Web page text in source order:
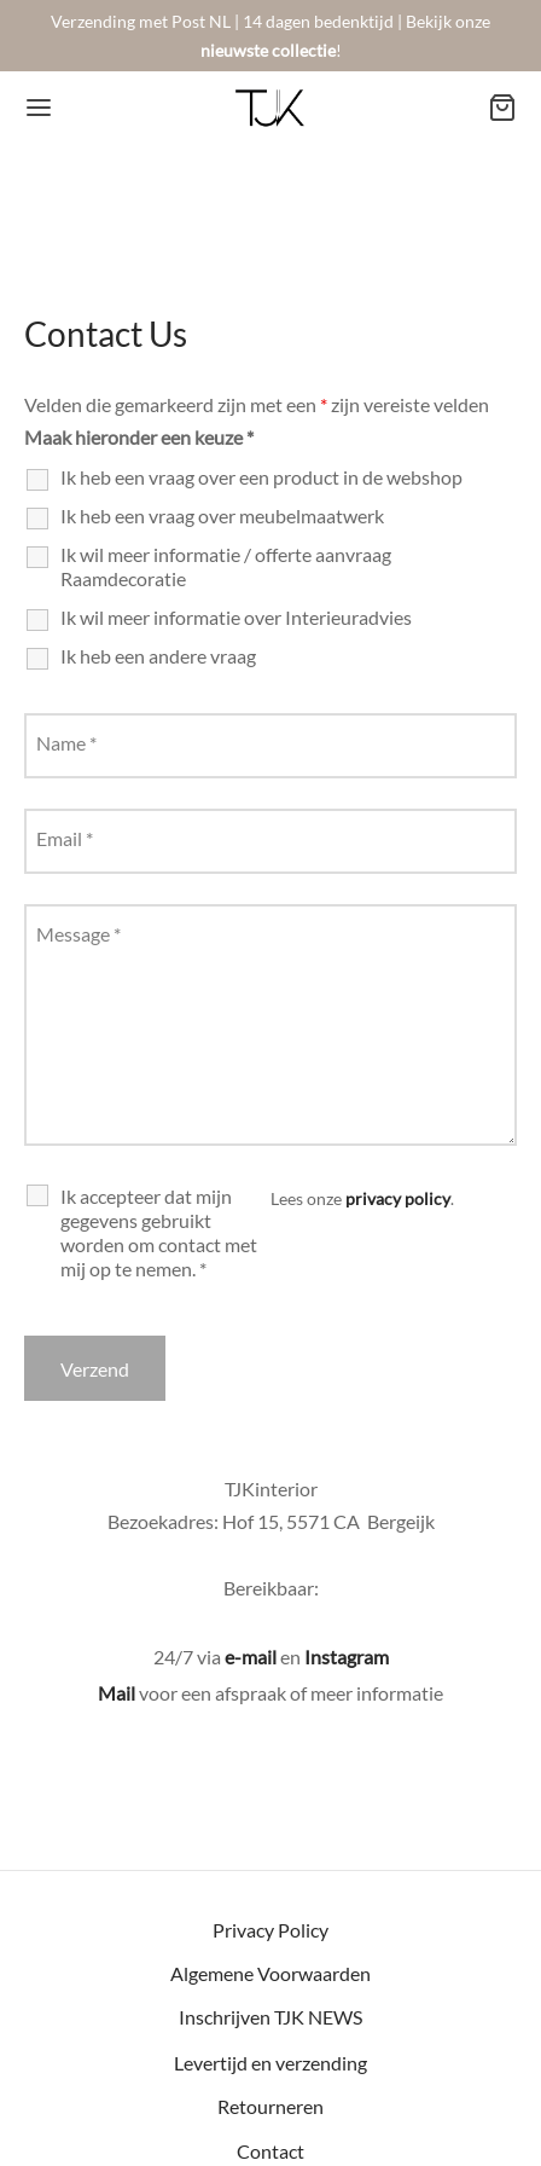
Verzending met Post NL | 14 dagen bedenktijd | Bekijk onze
nieuwste collectie!
Contact Us
Velden die gemarkeerd zijn met een *zijn vereiste velden
Maak hieronder een keuze*
Ik heb een vraag over een product in de webshop
Ik heb een vraag over meubelmaatwerk
Ik wil meer informatie / offerte aanvraag
Raamdecoratie
Ik wil meer informatie over Interieuradvies
Ik heb een andere vraag
Name *
Email *
Message *
Ik accepteer dat mijn
gegevens gebruikt
worden om contact met
mij op te nemen. *
Lees onze privacy policy.
TJKinterior
Bezoekadres: Hof 15, 5571 CA Bergeijk
Bereikbaar:
24/7 via e-mailen Instagram
Mailvoor een afspraak of meer informatie
Privacy Policy
Algemene Voorwaarden
Inschrijven TJK NEWS
Levertijd en verzending
Retourneren
Contact
Favorites
Kussens
BERGER
Policy